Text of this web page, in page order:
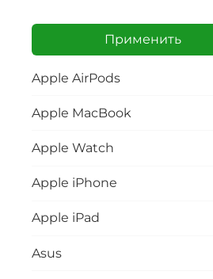
Применить
Apple AirPods
Apple MacBook
Apple Watch
Apple iPhone
Apple iPad
Asus